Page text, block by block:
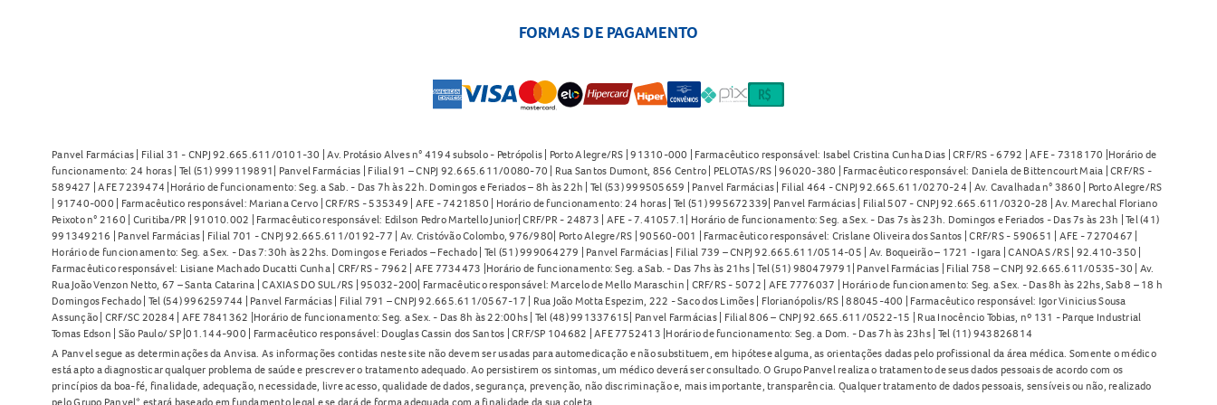
Superdose do Drenison Oclusivo Curativo 7,5x200cm: o que fazer?
Em caso de uso em quantidade maior do que a indicada, suspenda o uso e procure orientação médica
imediatamente. Leve a embalagem ou bula do medicamento, se possível.
O que fazer se eu esquecer de usar o Drenison Oclusivo Curativo 7,5x200cm?
Se você esquecer de aplicar oDrenison Oclusivo Curativo 7,5x200cm, utilize a próxima dose conforme a
orientação médica. Não utilize quantidade extra para compensar a dose esquecida.
Contraindicações do Drenison Oclusivo Curativo 7,5x200cm
Alergia à fludroxicortida ou a qualquer componente da fórmula.
Presença de infecção no local de aplicação.
FORMAS DE PAGAMENTO
Panvel Farmácias | Filial 31 - CNPJ 92.665.611/0101-30 | Av. Protásio Alves n° 4194 subsolo - Petrópolis | Porto Alegre/RS | 91310-000 | Farmacêutico responsável: Isabel Cristina Cunha Dias | CRF/RS - 6792 | AFE - 7318170 |Horário de
funcionamento: 24 horas | Tel (51) 999119891| Panvel Farmácias | Filial 91 – CNPJ 92.665.611/0080-70 | Rua Santos Dumont, 856 Centro | PELOTAS/RS | 96020-380 | Farmacêutico responsável: Daniela de Bittencourt Maia | CRF/RS -
589427 | AFE 7239474 |Horário de funcionamento: Seg. a Sab. - Das 7h às 22h. Domingos e Feriados – 8h às 22h | Tel (53) 999505659 | Panvel Farmácias | Filial 464 - CNPJ 92.665.611/0270-24 | Av. Cavalhada n° 3860 | Porto Alegre/RS
| 91740-000 | Farmacêutico responsável: Mariana Cervo | CRF/RS - 535349 | AFE - 7421850 | Horário de funcionamento: 24 horas | Tel (51) 995672339| Panvel Farmácias | Filial 507 - CNPJ 92.665.611/0320-28 | Av. Marechal Floriano
Peixoto n° 2160 | Curitiba/PR | 91010.002 | Farmacêutico responsável: Edilson Pedro Martello Junior| CRF/PR - 24873 | AFE - 7.41057.1| Horário de funcionamento: Seg. a Sex. - Das 7s às 23h. Domingos e Feriados - Das 7s às 23h | Tel (41)
991349216 | Panvel Farmácias | Filial 701 - CNPJ 92.665.611/0192-77 | Av. Cristóvão Colombo, 976/980| Porto Alegre/RS | 90560-001 | Farmacêutico responsável: Crislane Oliveira dos Santos | CRF/RS - 590651 | AFE - 7270467 |
Horário de funcionamento: Seg. a Sex. - Das 7:30h às 22hs. Domingos e Feriados – Fechado | Tel (51) 999064279 | Panvel Farmácias | Filial 739 – CNPJ 92.665.611/0514-05 | Av. Boqueirão – 1721 - Igara | CANOAS /RS | 92.410-350 |
Farmacêutico responsável: Lisiane Machado Ducatti Cunha | CRF/RS - 7962 | AFE 7734473 |Horário de funcionamento: Seg. a Sab. - Das 7hs às 21hs | Tel (51) 980479791| Panvel Farmácias | Filial 758 – CNPJ 92.665.611/0535-30 | Av.
Rua João Venzon Netto, 67 – Santa Catarina | CAXIAS DO SUL/RS | 95032-200| Farmacêutico responsável: Marcelo de Mello Maraschin | CRF/RS - 5072 | AFE 7776037 | Horário de funcionamento: Seg. a Sex. - Das 8h às 22hs, Sab 8 – 18 h
Domingos Fechado | Tel (54) 996259744 | Panvel Farmácias | Filial 791 – CNPJ 92.665.611/0567-17 | Rua João Motta Espezim, 222 - Saco dos Limões | Florianópolis/RS | 88045-400 | Farmacêutico responsável: Igor Vinicius Sousa
Assunção | CRF/SC 20284 | AFE 7841362 |Horário de funcionamento: Seg. a Sex. - Das 8h às 22:00hs | Tel (48) 991337615| Panvel Farmácias | Filial 806 – CNPJ 92.665.611/0522-15 | Rua Inocêncio Tobias, nº 131 - Parque Industrial
Tomas Edson | São Paulo/ SP |01.144-900 | Farmacêutico responsável: Douglas Cassin dos Santos | CRF/SP 104682 | AFE 7752413 |Horário de funcionamento: Seg. a Dom. - Das 7h às 23hs | Tel (11) 943826814
A Panvel segue as determinações da Anvisa. As informações contidas neste site não devem ser usadas para automedicação e não substituem, em hipótese alguma, as orientações dadas pelo profissional da área médica. Somente o médico
está apto a diagnosticar qualquer problema de saúde e prescrever o tratamento adequado. Ao persistirem os sintomas, um médico deverá ser consultado. O Grupo Panvel realiza o tratamento de seus dados pessoais de acordo com os
princípios da boa-fé, finalidade, adequação, necessidade, livre acesso, qualidade de dados, segurança, prevenção, não discriminação e, mais importante, transparência. Qualquer tratamento de dados pessoais, sensíveis ou não, realizado
pelo Grupo Panvel* estará baseado em fundamento legal e se dará de forma adequada com a finalidade da sua coleta.